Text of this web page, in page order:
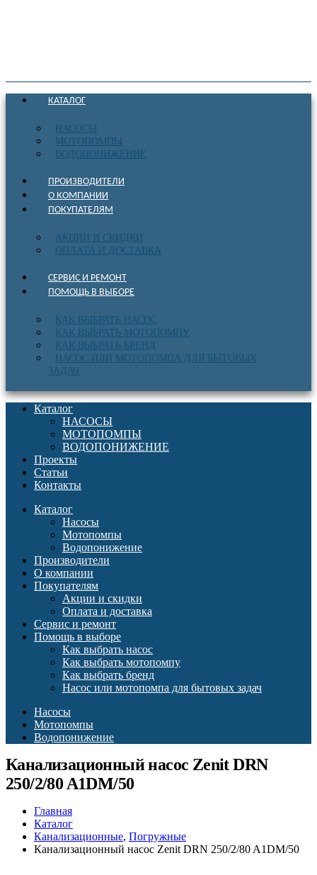
КАТАЛОГ
НАСОСЫ
МОТОПОМПЫ
ВОДОПОНИЖЕНИЕ
ПРОИЗВОДИТЕЛИ
О КОМПАНИИ
ПОКУПАТЕЛЯМ
АКЦИИ И СКИДКИ
ОПЛАТА И ДОСТАВКА
СЕРВИС И РЕМОНТ
ПОМОЩЬ В ВЫБОРЕ
КАК ВЫБРАТЬ НАСОС
КАК ВЫБРАТЬ МОТОПОМПУ
КАК ВЫБРАТЬ БРЕНД
НАСОС ИЛИ МОТОПОМПА ДЛЯ БЫТОВЫХ
ЗАДАЧ
Каталог
НАСОСЫ
МОТОПОМПЫ
ВОДОПОНИЖЕНИЕ
Проекты
Статьи
Контакты
Каталог
Насосы
Мотопомпы
Водопонижение
Производители
О компании
Покупателям
Акции и скидки
Оплата и доставка
Сервис и ремонт
Помощь в выборе
Как выбрать насос
Как выбрать мотопомпу
Как выбрать бренд
Насос или мотопомпа для бытовых задач
Насосы
Мотопомпы
Водопонижение
Канализационный насос Zenit DRN
250/2/80 A1DM/50
Главная
Каталог
Канализационные, Погружные
Канализационный насос Zenit DRN 250/2/80 A1DM/50